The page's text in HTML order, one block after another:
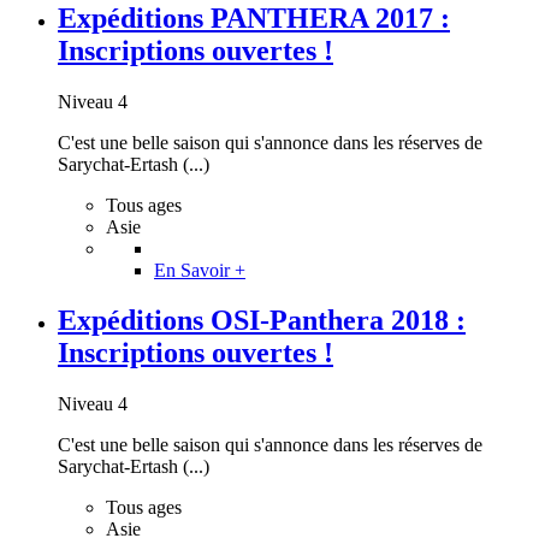
Expéditions PANTHERA 2017 :
Inscriptions ouvertes !
Niveau 4
C'est une belle saison qui s'annonce dans les réserves de
Sarychat-Ertash (...)
Tous ages
Asie
En Savoir +
Expéditions OSI-Panthera 2018 :
Inscriptions ouvertes !
Niveau 4
C'est une belle saison qui s'annonce dans les réserves de
Sarychat-Ertash (...)
Tous ages
Asie